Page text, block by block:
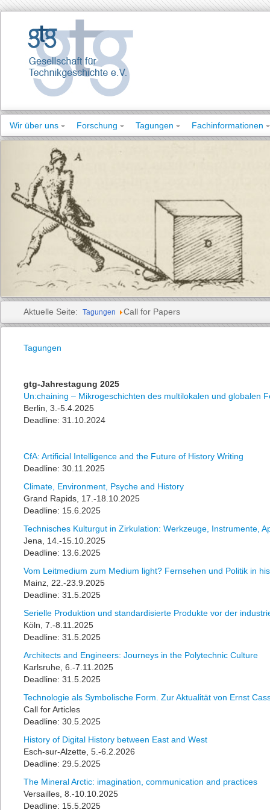
Wir über uns Forschung Tagungen Fachinformationen
Aktuelle Seite: Tagungen Call for Papers
Tagungen
gtg-Jahrestagung 2025
Un:chaining – Mikrogeschichten des multilokalen und globalen
Berlin, 3.-5.4.2025
Deadline: 31.10.2024
CfA: Artificial Intelligence and the Future of History Writing
Deadline: 30.11.2025
Climate, Environment, Psyche and History
Grand Rapids, 17.-18.10.2025
Deadline: 15.6.2025
Technisches Kulturgut in Zirkulation: Werkzeuge, Instrumente,
Jena, 14.-15.10.2025
Deadline: 13.6.2025
Vom Leitmedium zum Medium light? Fernsehen und Politik in
Mainz, 22.-23.9.2025
Deadline: 31.5.2025
Serielle Produktion und standardisierte Produkte vor der
Köln, 7.-8.11.2025
Deadline: 31.5.2025
Architects and Engineers: Journeys in the Polytechnic Culture
Karlsruhe, 6.-7.11.2025
Deadline: 31.5.2025
Technologie als Symbolische Form. Zur Aktualität von Ernst
Call for Articles
Deadline: 30.5.2025
History of Digital History between East and West
Esch-sur-Alzette, 5.-6.2.2026
Deadline: 29.5.2025
The Mineral Arctic: imagination, communication and practices
Versailles, 8.-10.10.2025
Deadline: 15.5.2025